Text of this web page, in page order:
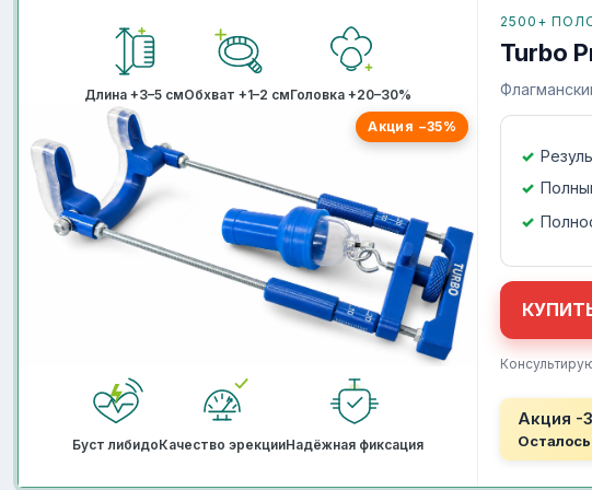
Длина +3–5 смОбхват +1–2 смГоловка +20–30%
Акция −35%
Буст либидоКачество эрекцииНадёжная фиксация
2500+
Turbo
Акция -